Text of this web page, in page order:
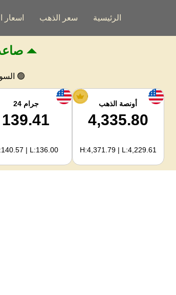
الرئيسية سعر الذهب اسعار
🟢
أونصة الذهب
4,335.80
H:4,371.79 | L:4,229.61
جرام 24
139.41
| L:136.00